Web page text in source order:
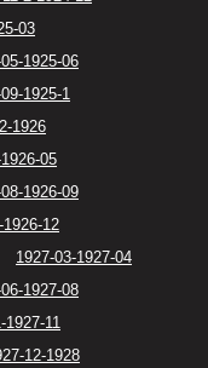
03
1925-06
1925-1
1926
05
1926-09
1926-12
1927-03-1927-04
1927-08
1927-11
12-1928